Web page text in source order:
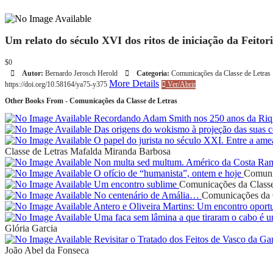
Um relato do século XVI dos ritos de iniciação da
$0
Autor: Bernardo Jerosch Herold Categoria: Comunicações da Classe de Letras
https://doi.org/10.58164/ya75-y375 More Details
Ver/Abrir
Other Books From - Comunicações da Classe de Letras
Recordando Adam Smith nos 250 anos da
Das origens do wokismo à projeção das suas
O papel do jurista no século XXI. Entre a
Classe de Letras Mafalda Miranda Barbosa
Non multa sed multum. Américo da Costa
O ofício de “humanista”, ontem e hoje
Um encontro sublime Comunicações da
No centenário de Amália… Comunicações da
Antero e Oliveira Martins: Um encontro
Uma faca sem lâmina a que tiraram o cabo é
Glória Garcia
Revisitar o Tratado dos Feitos de Vasco da
João Abel da Fonseca